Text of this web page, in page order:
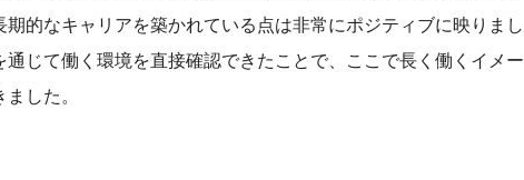
的なキャリアを築かれている点は非常にポジティブに映りまし
じて働く環境を直接確認できたことで、ここで長く働くイメー
した。